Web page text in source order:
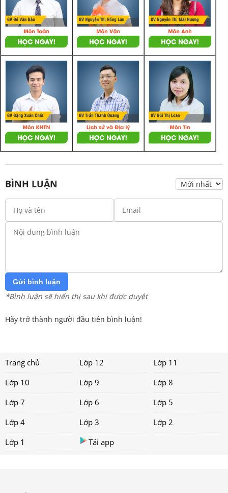
BÌNH LUẬN
Gửi bình luận
*Bình luận sẽ hiển thị sau khi được duyệt
Hãy trở thành người đầu tiên bình luận!
Trang chủ Lớp 12
Lớp 11
Lớp 10
Lớp 9
Lớp 8
Lớp 7
Lớp 6
Lớp 5
Lớp 4
Lớp 3
Lớp 2
Lớp 1
Tải app